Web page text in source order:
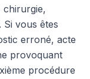
chirurgie,
vous êtes
erroné, acte
provoquant
procédure